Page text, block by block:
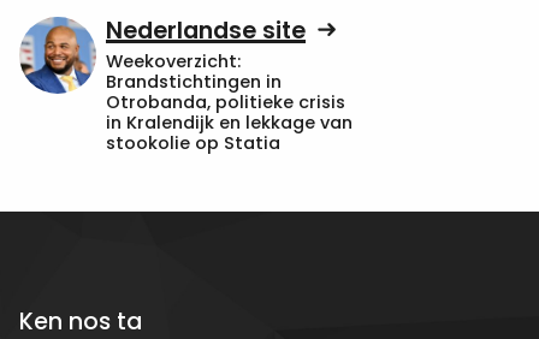
Nederlandse site
Weekoverzicht:
Brandstichtingen in
Otrobanda, politieke crisis
in Kralendijk en lekkage van
stookolie op Statia
Ken nos ta